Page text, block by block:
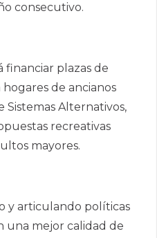
consecutivo.
financiar plazas de
de ancianos
Alternativos,
recreativas
mayores.
y articulando políticas
una mejor calidad de